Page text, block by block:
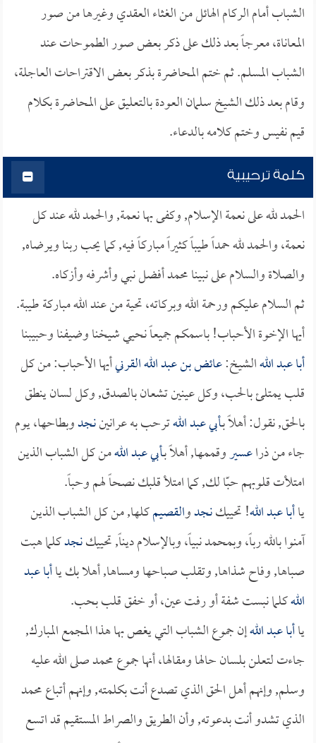
الشباب أمام الركام الهائل من الغثاء العقدي وغيرها من صور
المعاناة، معرجاً بعد ذلك على ذكر بعض صور الطموحات عند
الشباب المسلم. ثم ختم المحاضرة بذكر بعض الاقتراحات العاجلة،
وقام بعد ذلك الشيخ سلمان العودة بالتعليق على المحاضرة بكلام
قيم نفيس وختم كلامه بالدعاء.
كلمة ترحيبية
الحمد لله على نعمة الإسلام, وكفى بها نعمة, والحمد لله عند كل
نعمة، والحمد لله حمداً طيباً كثيراً مباركاً فيه, كما يحب ربنا ويرضاه,
والصلاة والسلام على نبينا محمد أفضل نبي وأشرفه وأزكاه.
ثم السلام عليكم ورحمة الله وبركاته، تحية من عند الله مباركة طيبة.
أيها الإخوة الأحباب! باسمكم جميعاً نحيي شيخنا وضيفنا وحبيبنا
أبا عبد اللهالشيخ:عائض بن عبد الله القرنيأيها الأحباب: من كل
قلب يمتلئ بالحب، وكل عينين تشعان بالصدق, وكل لسان ينطق
بالحق, نقول: أهلاً بـأبي عبد اللهترحب به عرانيننجدوبطاحها، يوم
جاء من ذراعسيروقممها, أهلاً بـأبي عبد اللهمن كل الشباب الذين
امتلأت قلوبهم حبّا لك, كما امتلأ قلبك نصحاً لهم وحباً.
ياأبا عبد الله! تحييكنجدوالقصيمكلها, من كل الشباب الذين
آمنوا بالله رباً، وبمحمد نبياً، وبالإسلام ديناً, تحييكنجدكلما هبت
صباها, وفاح شذاها, وتقلب صباحها ومساها, أهلا بك ياأبا عبد
اللهكلما نبست شفة أو رفت عين، أو خفق قلب بحب.
ياأبا عبد اللهإن جموع الشباب التي يغص بها هذا المجمع المبارك,
جاءت لتعلن بلسان حالها ومقالها، أنها جموع محمد صلى الله عليه
وسلم, وإنهم أهل الحق الذي تصدع أنت بكلمته, وإنهم أتباع محمد
الذي تشدو أنت بدعوته, وأن الطريق والصراط المستقيم قد اتسع